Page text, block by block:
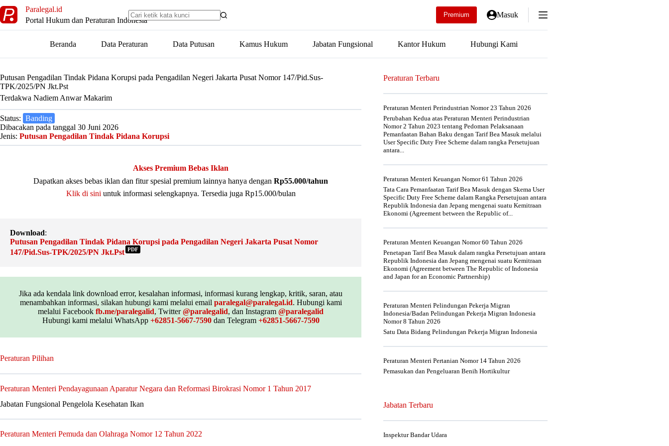
to
content
Paralegal.id
Portal Hukum dan Peraturan Indonesia
Premium Masuk
Beranda Data Peraturan Data Putusan Kamus Hukum Jabatan Fungsional Kantor Hukum Hubungi Kami
Putusan Pengadilan Tindak Pidana Korupsi pada Pengadilan Negeri Jakarta Pusat Nomor 147/Pid.Sus-
TPK/2025/PN Jkt.Pst
Terdakwa Nadiem Anwar Makarim
Status: Banding
Dibacakan pada tanggal 30 Juni 2026
Jenis: Putusan Pengadilan Tindak Pidana Korupsi
Akses Premium Bebas Iklan
Dapatkan akses bebas iklan dan fitur spesial premium lainnya hanya dengan Rp55.000/tahun
Klik di sini untuk informasi selengkapnya. Tersedia juga Rp15.000/bulan
Download:
Putusan Pengadilan Tindak Pidana Korupsi pada Pengadilan Negeri Jakarta Pusat Nomor
147/Pid.Sus-TPK/2025/PN Jkt.Pst PDF
Jika ada kendala link download error, kesalahan informasi, informasi kurang lengkap, kritik, saran, atau
menambahkan informasi, silakan hubungi kami melalui email paralegal@paralegal.id. Hubungi kami
melalui Facebook fb.me/paralegalid, Twitter@paralegalid, dan Instagram @paralegalid
Hubungi kami melalui WhatsApp +62851-5667-7590dan Telegram +62851-5667-7590
Peraturan Pilihan
Peraturan Menteri Pendayagunaan Aparatur Negara dan Reformasi Birokrasi Nomor 1 Tahun 2017
Jabatan Fungsional Pengelola Kesehatan Ikan
Peraturan Menteri Pemuda dan Olahraga Nomor 12 Tahun 2022
Peraturan Terbaru
Peraturan Menteri Perindustrian Nomor 23 Tahun 2026
Perubahan Kedua atas Peraturan Menteri Perindustrian
Nomor 2 Tahun 2023 tentang Pedoman Pelaksanaan
Pemanfaatan Bahan Baku dengan Tarif Bea Masuk melalui
User Specific Duty Free Scheme dalam rangka Persetujuan
antara...
Peraturan Menteri Keuangan Nomor 61 Tahun 2026
Tata Cara Pemanfaatan Tarif Bea Masuk dengan Skema User
Specific Duty Free Scheme dalam Rangka Persetujuan antara
Republik Indonesia dan Jepang mengenai suatu Kemitraan
Ekonomi (Agreement between the Republic of...
Peraturan Menteri Keuangan Nomor 60 Tahun 2026
Penetapan Tarif Bea Masuk dalam rangka Persetujuan antara
Republik Indonesia dan Jepang mengenai suatu Kemitraan
Ekonomi (Agreement between The Republic of Indonesia
and Japan for an Economic Partnership)
Peraturan Menteri Pelindungan Pekerja Migran
Indonesia/Badan Pelindungan Pekerja Migran Indonesia
Nomor 8 Tahun 2026
Satu Data Bidang Pelindungan Pekerja Migran Indonesia
Peraturan Menteri Pertanian Nomor 14 Tahun 2026
Pemasukan dan Pengeluaran Benih Hortikultur
Jabatan Terbaru
Inspektur Bandar Udara